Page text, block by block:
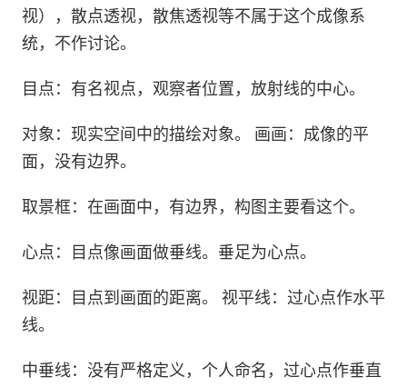
视），散点透视，散焦透视等不属于这个成像系
统，不作讨论。
目点：有名视点，观察者位置，放射线的中心。
对象：现实空间中的描绘对象。 画画：成像的平
面，没有边界。
取景框：在画面中，有边界，构图主要看这个。
心点：目点像画面做垂线。垂足为心点。
视距：目点到画面的距离。 视平线：过心点作水平
线。
中垂线：没有严格定义，个人命名，过心点作垂直